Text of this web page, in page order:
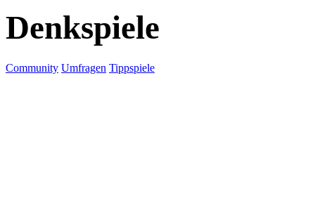
Denkspiele
Community Umfragen Tippspiele